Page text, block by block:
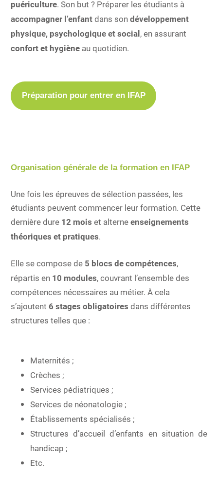
puériculture. Son but ? Préparer les étudiants à
accompagner l’enfantdans sondéveloppement
physique, psychologique et social, en assurant
confort et hygiène au quotidien.
Préparation pour entrer en IFAP
Organisation générale de la formation en IFAP
Une fois les épreuves de sélection passées, les
étudiants peuvent commencer leur formation. Cette
dernière dure 12 mois et alterneenseignements
théoriques et pratiques.
Elle se compose de 5 blocs de compétences,
répartis en 10 modules, couvrant l’ensemble des
compétences nécessaires au métier. À cela
s’ajoutent6 stages obligatoires dans différentes
structures telles que :
Maternités ;
Crèches ;
Services pédiatriques ;
Services de néonatologie ;
Établissements spécialisés ;
Structures d’accueil d’enfants en situation de
handicap ;
Etc.